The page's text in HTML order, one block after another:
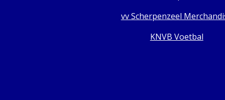
vv Scherpenzeel
KNVB Voetbal